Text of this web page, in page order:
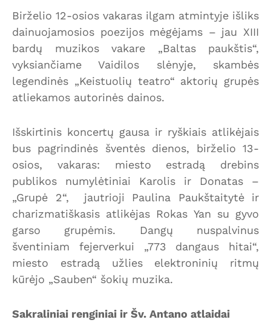
Birželio 12-osios vakaras ilgam atmintyje išliks
dainuojamosios poezijos mėgėjams – jau XIII
bardų muzikos vakare „Baltas paukštis“,
vyksiančiame Vaidilos slėnyje, skambės
legendinės „Keistuolių teatro“ aktorių grupės
atliekamos autorinės dainos.
Išskirtinis koncertų gausa ir ryškiais atlikėjais
bus pagrindinės šventės dienos, birželio 13-
osios, vakaras: miesto estradą drebins
publikos numylėtiniai Karolis ir Donatas –
„Grupė 2“, jautrioji Paulina Paukštaitytė ir
charizmatiškasis atlikėjas Rokas Yan su gyvo
garso grupėmis. Dangų nuspalvinus
šventiniam fejerverkui „773 dangaus hitai“,
miesto estradą užlies elektroninių ritmų
kūrėjo „Sauben“ šokių muzika.
Sakraliniai renginiai ir Šv. Antano atlaidai